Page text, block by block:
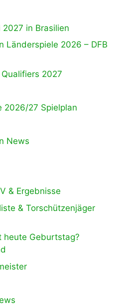
2027 in Brasilien
Länderspiele 2026 – DFB
Qualifiers 2027
2026/27 Spielplan
News
& Ergebnisse
& Torschützenjäger
heute Geburtstag?